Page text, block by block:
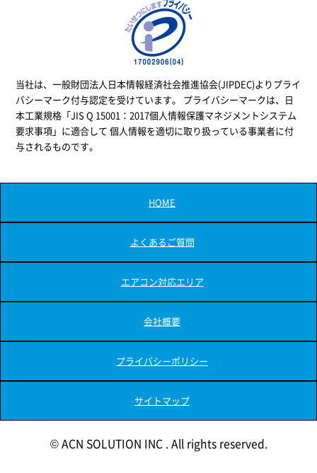
当社は、一般財団法人日本情報経済社会推進協会(JIPDEC)よりプライ
バシーマーク付与認定を受けています。 プライバシーマークは、日
本工業規格「JIS Q 15001：2017個人情報保護マネジメントシステム
要求事項」に適合して 個人情報を適切に取り扱っている事業者に付
与されるものです。
HOME
よくあるご質問
エアコン対応エリア
会社概要
プライバシーポリシー
サイトマップ
© ACN SOLUTION INC . All rights reserved.